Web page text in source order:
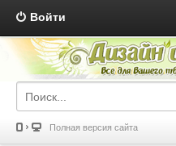
Войти
Полная версия сайта